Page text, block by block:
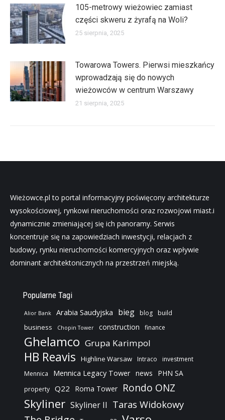
105-metrowy wieżowiec zamiast
części skweru z żyrafą na Woli?
25 sierpnia, 2025
Towarowa Towers. Pierwsi mieszkańcy
wprowadzają się do nowych
wieżowców w centrum Warszawy
21 sierpnia, 2025
Wieżowce.pl to portal informacyjny poświęcony architekturze
wysokościowej, rynkowi nieruchomości oraz rozwojowi miast.i
dynamicznie zmieniającej się ich panoramy. Serwis
koncentruje się na zapowiedziach inwestycji, relacjach z
budowy, rynku nieruchomości komercyjnych oraz wpływie
dominant architektonicznych na przestrzeń miejską.
Popularne Tagi
Alior Bank Arabia Saudyjska bieg blog build
business Chopin Tower construction finance
Ghelamco Grupa Karimpol
HB Reavis Highline Warsaw Intraco
investment
Mennica
Mennica Legacy Tower news PHN SA
property Q22 Roma Tower Rondo ONZ
Skyliner Skyliner II Taras Widokowy